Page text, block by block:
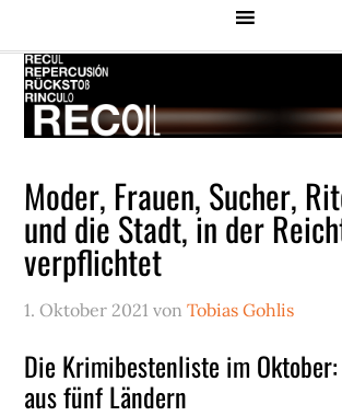
Moder, Frauen, Sucher,
und die Stadt, in der
verpflichtet
1. Oktober 2021 vonTobias Gohlis
Die Krimibestenliste im Oktober:
aus fünf Ländern